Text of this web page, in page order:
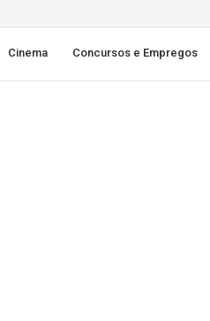
Cinema Concursos e Empregos